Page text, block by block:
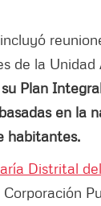
de la Unidad
Plan
en la
habitantes.
Distrital